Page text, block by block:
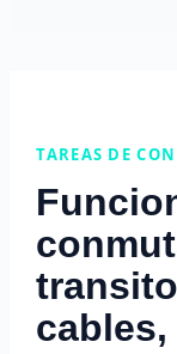
TAREAS DE